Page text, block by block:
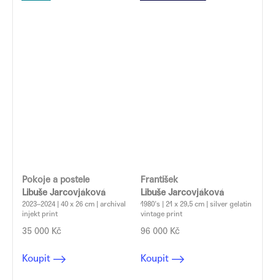
Pokoje a postele
Libuše Jarcovjáková
2023–2024 | 40 x 26 cm | archival
injekt print
35 000 Kč
Koupit
František
Libuše Jarcovjáková
1980's | 21 x 29,5 cm | silver gelatin
vintage print
96 000 Kč
Koupit